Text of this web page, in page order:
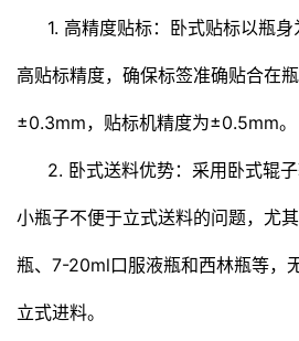
1. 高精度贴标：卧式贴标以瓶
高贴标精度，确保标签准确贴合在
±0.3mm，贴标机精度为±0.5mm。
2. 卧式送料优势：采用卧式辊
小瓶子不便于立式送料的问题，尤
瓶、7-20ml口服液瓶和西林瓶等，
立式进料。